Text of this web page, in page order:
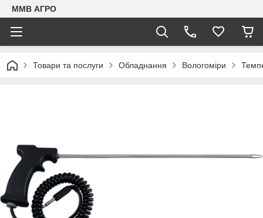
ММВ АГРО
Товари та послуги Обладнання Вологоміри